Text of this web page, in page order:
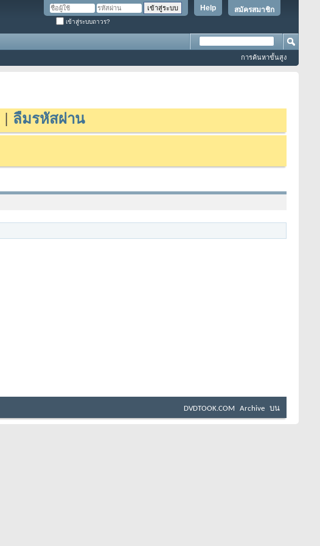
สมัครสมาชิก
Help
เข้าสู่ระบบถาวร?
การค้นหาขั้นสูง
ลืมรหัสผ่าน
DVDTOOK.COM Archive บน